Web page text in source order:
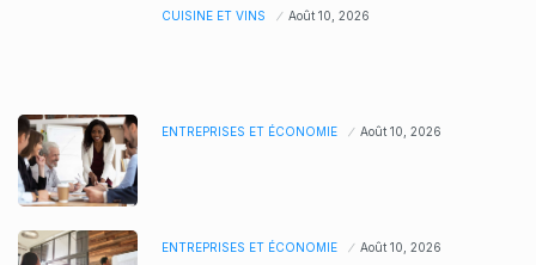
CUISINE ET VINS Août 10, 2026
ENTREPRISES ET ÉCONOMIE Août 10, 2026
ENTREPRISES ET ÉCONOMIE Août 10, 2026